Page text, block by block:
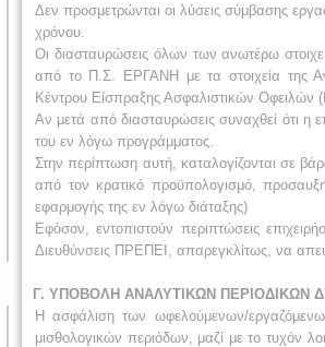
Δεν προσμετρώνται οι λύσεις σύμβασης
χρόνου.
Οι διασταυρώσεις όλων των ανωτέρω
από το Π.Σ. ΕΡΓΑΝΗ με τα στοιχεία της
Κέντρου Είσπραξης Ασφαλιστικών
Αν μετά από διασταυρώσεις συναχθεί ότι η
του εν λόγω προγράμματος.
Στην περίπτωση αυτή, καταλογίζονται σε
από τον κρατικό προϋπολογισμό,
εφαρμογής της εν λόγω διάταξης)
Εφόσον, εντοπιστούν περιπτώσεις
Διευθύνσεις ΠΡΕΠΕΙ, απαρεγκλίτως, να
Γ. ΥΠΟΒΟΛΗ ΑΝΑΛΥΤΙΚΩΝ ΠΕΡΙΟΔΙΚΩΝ
Η ασφάλιση των ωφελούμενων/
μισθολογικών περιόδων, μαζί με το τυχόν